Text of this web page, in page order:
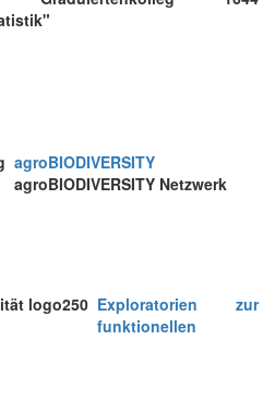
agroBIODIVERSITY
agroBIODIVERSITY Netzwerk
Exploratorien zur
funktionellen